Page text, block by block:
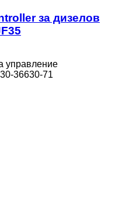
за дизелов
управление
36630-71